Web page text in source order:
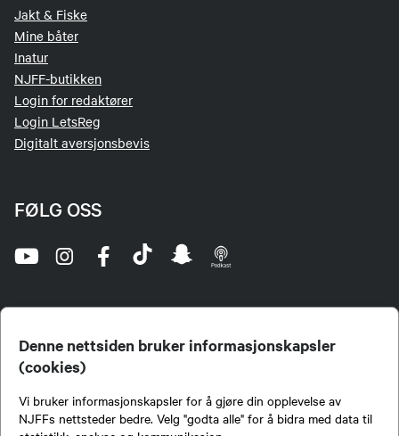
Denne nettsiden bruker informasjonskapsler
(cookies)
Vi bruker informasjonskapsler for å gjøre din opplevelse av
NJFFs nettsteder bedre. Velg "godta alle" for å bidra med data til
Jakt & Fiske
Mine båter
Inatur
NJFF-butikken
Login for redaktører
Login LetsReg
Digitalt aversjonsbevis
FØLG OSS
jegere og sportsfiskere og et av de viktigste miljøene for formidling av kunnskap om jakt og
fiske i Norge. Vi er en partipolitisk nøytral organisasjon, men har et sterkt jakt-, fiske-, og
naturpolitisk engasjement i mange saker.